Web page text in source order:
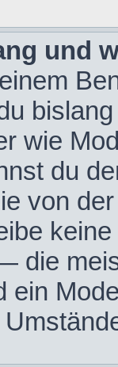
und
wie
du
von
die
ein